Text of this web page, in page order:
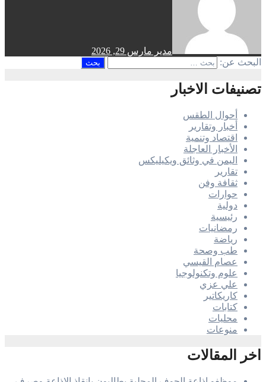
مدير مارس 29, 2026
البحث عن:
تصنيفات الاخبار
أحوال الطقس
أخبار وتقارير
اقتصاد وتنمية
الأخبار العاجلة
اليمن في وثائق ويكيليكس
تقارير
ثقافة وفن
حوارات
دولية
رئيسية
رمضانيات
رياضة
طب وصحة
عصام القيسي
علوم وتكنولوجيا
علي عزي
كاريكاتير
كتابات
محليات
منوعات
اخر المقالات